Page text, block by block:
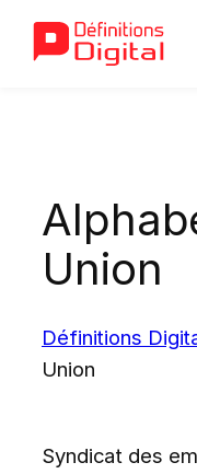
Union
Définitions
Union
Syndicat des